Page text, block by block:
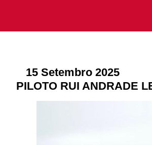
15 Setembro 2025
PILOTO RUI ANDRADE